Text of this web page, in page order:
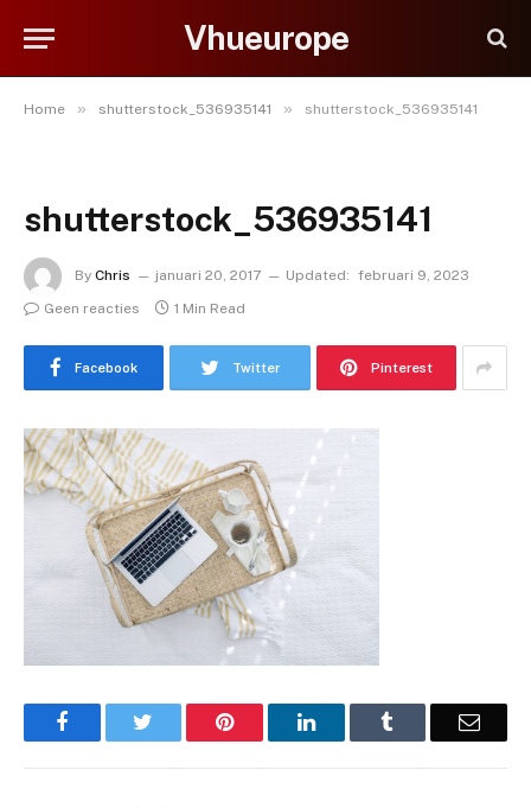
Vhueurope
Home » shutterstock_536935141 » shutterstock_536935141
shutterstock_536935141
By Chris januari 20, 2017 Updated: februari 9, 2023
Geen reacties
1 Min Read
Facebook Twitter Pinterest
Facebook Pinterest LinkedIn Email